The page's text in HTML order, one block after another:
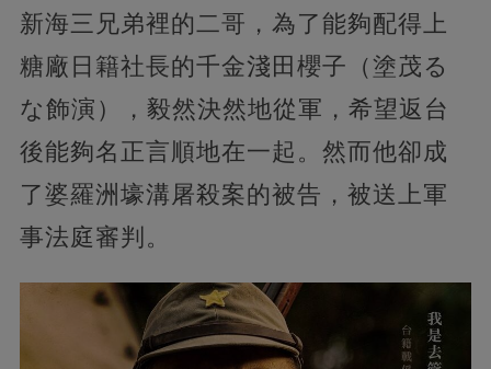
新海三兄弟裡的二哥，為了能夠配得上
糖廠日籍社長的千金淺田櫻子（塗茂る
な飾演），毅然決然地從軍，希望返台
後能夠名正言順地在一起。然而他卻成
了婆羅洲壕溝屠殺案的被告，被送上軍
事法庭審判。